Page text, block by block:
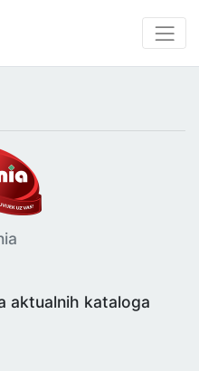
aktualnih kataloga